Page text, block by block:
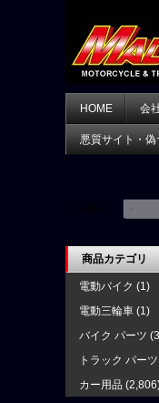
HOME 会
悪質サイト・
商品カテゴリ
電動バイク (1)
電動三輪車 (1)
バイク パーツ
トラック パーツ
カー用品